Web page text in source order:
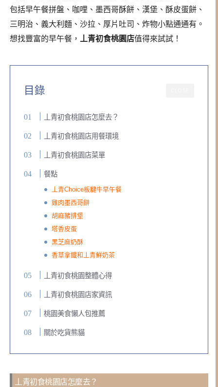
包括早午餐拼盤、咖哩、墨西哥酥餅、漢堡、酥皮蛋餅、
三明治、義大利麵、沙拉、厚片吐司、炸物小點通通有。
想找豐富的早午餐，
丄青初食桃園店值得來試試！
目錄
丄青初食桃園店怎麼去？
丄青初食桃園店用餐環境
丄青初食桃園店菜單
餐點
丄青Choice板腱牛早午餐
雞肉墨西哥餅
胡麻豬排堡
塔香皮蛋
黑芝麻奶酥
香草拿鐵和丄青鮮奶茶
丄青初食桃園整體心得
丄青初食桃園店家資訊
桃園美食懶人包推薦
關於吃貨熊貓
丄青初食桃園店怎麼去？